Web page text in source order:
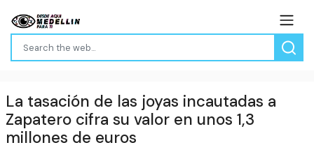
La tasación de las joyas incautadas a
Zapatero cifra su valor en unos 1,3
millones de euros